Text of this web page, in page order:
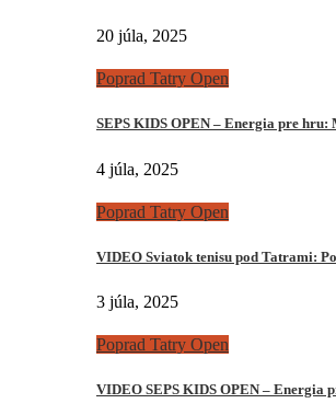
20 júla, 2025
Poprad Tatry Open
SEPS KIDS OPEN – Energia pre
4 júla, 2025
Poprad Tatry Open
VIDEO Sviatok tenisu pod Tatrami:
3 júla, 2025
Poprad Tatry Open
VIDEO SEPS KIDS OPEN – Energia